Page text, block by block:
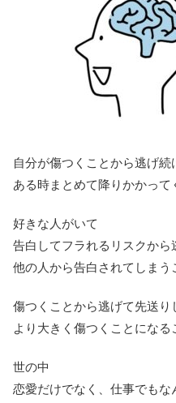
自分が傷つくことから逃げ続
ある時まとめて降りかかって
好きな人がいて
告白してフラれるリスクから
他の人から告白されてしまう
傷つくことから逃げて先送り
より大きく傷つくことになる
世の中
恋愛だけでなく、仕事でもな